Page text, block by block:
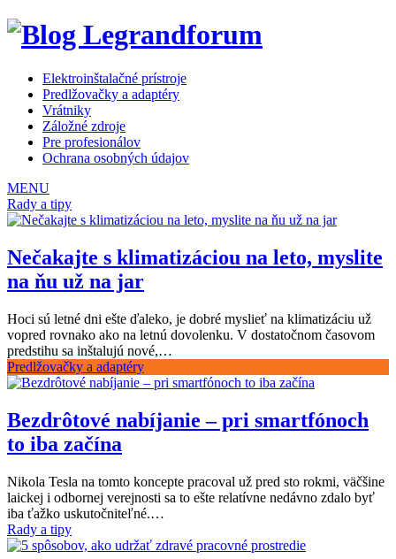
Elektroinštalačné prístroje
Predlžovačky a adaptéry
Vrátniky
Záložné zdroje
Pre profesionálov
Ochrana osobných údajov
MENU
Rady a tipy
Nečakajte s klimatizáciou na leto, myslite
na ňu už na jar
Hoci sú letné dni ešte ďaleko, je dobré myslieť na klimatizáciu už
vopred rovnako ako na letnú dovolenku. V dostatočnom časovom
predstihu sa inštalujú nové,…
Predlžovačky a adaptéry
Bezdrôtové nabíjanie – pri smartfónoch
to iba začína
Nikola Tesla na tomto koncepte pracoval už pred sto rokmi, väčšine
laickej i odbornej verejnosti sa to ešte relatívne nedávno zdalo byť
iba ťažko uskutočniteľné.…
Rady a tipy